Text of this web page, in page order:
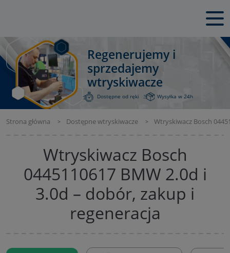
Regenerujemy i
sprzedajemy
wtryskiwacze
Dostępne od ręki Wysyłka w 24h
Strona główna Dostępne wtryskiwacze Wtryskiwacz Bosch
Wtryskiwacz Bosch
0445110617 BMW 2.0d i
3.0d – dobór, zakup i
regeneracja